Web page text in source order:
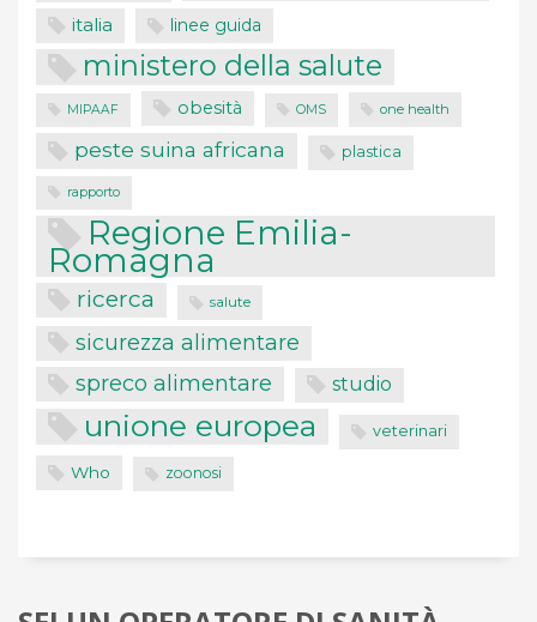
italia linee guida
ministero della salute
MIPAAF obesità OMS one health
peste suina africana plastica
rapporto
Regione Emilia-
Romagna
ricerca salute
sicurezza alimentare
spreco alimentare studio
unione europea veterinari
Who zoonosi